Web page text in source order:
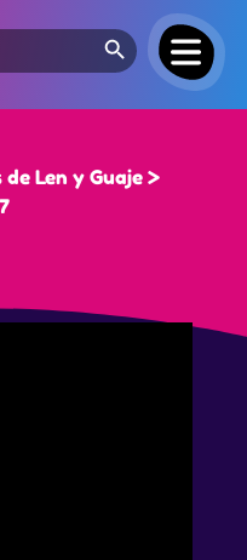
Search Button
Len y Guaje >